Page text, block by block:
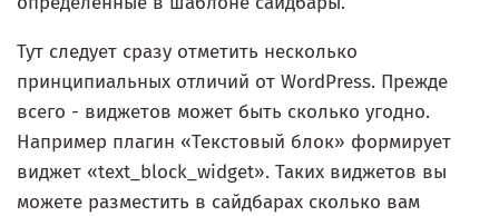
Тут следует сразу отметить несколько
принципиальных отличий от WordPress. Прежде
всего - виджетов может быть сколько угодно.
Например плагин «Текстовый блок» формирует
виджет «text_block_widget». Таких виджетов вы
можете разместить в сайдбарах сколько вам